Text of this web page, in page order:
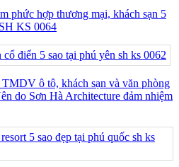
phức hợp thương mại, khách sạn 5
KS 0064
ô tô, khách sạn và văn phòng
do Sơn Hà Architecture đảm nhiệm